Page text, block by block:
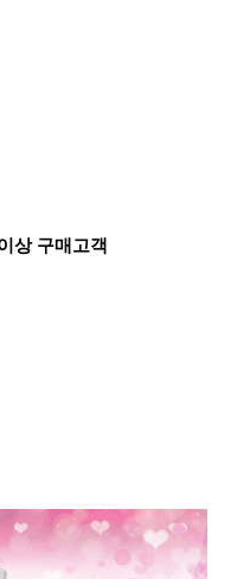
상 구매고객